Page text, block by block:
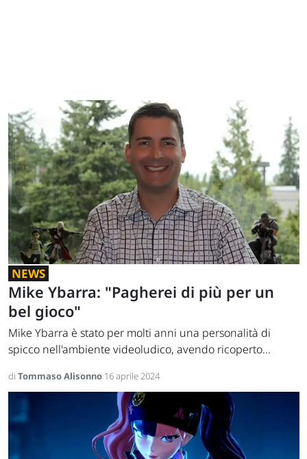
NEWS
Mike Ybarra: "Pagherei di più per un
bel gioco"
Mike Ybarra è stato per molti anni una personalità di
spicco nell'ambiente videoludico, avendo ricoperto...
di Tommaso Alisonno 16 aprile 2024